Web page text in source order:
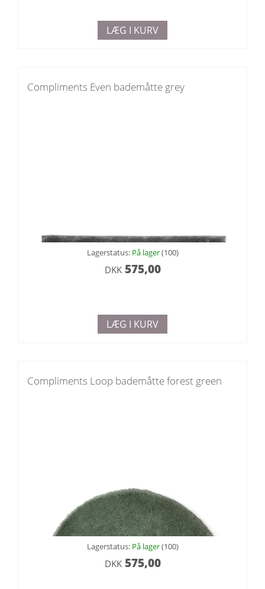
LÆG I KURV
Compliments Even bademåtte grey
Lagerstatus: På lager(100)
DKK575,00
LÆG I KURV
Compliments Loop bademåtte forest green
Lagerstatus: På lager(100)
DKK575,00